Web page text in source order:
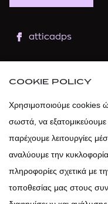
atticadps
atticadps
COOKIE POLICY
Χρησιμοποιούμε cookies
σωστά, να εξατομικεύουμε
παρέχουμε λειτουργίες
αναλύουμε την
πληροφορίες σχετικά με
τοποθεσίας μας στους